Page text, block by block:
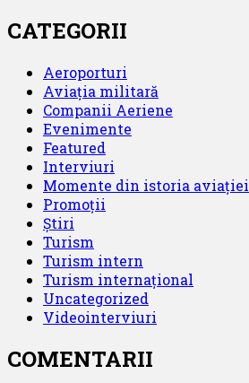
CATEGORII
Aeroporturi
Aviația militară
Companii Aeriene
Evenimente
Featured
Interviuri
Momente din istoria aviației
Promoții
Știri
Turism
Turism intern
Turism internațional
Uncategorized
Videointerviuri
COMENTARII